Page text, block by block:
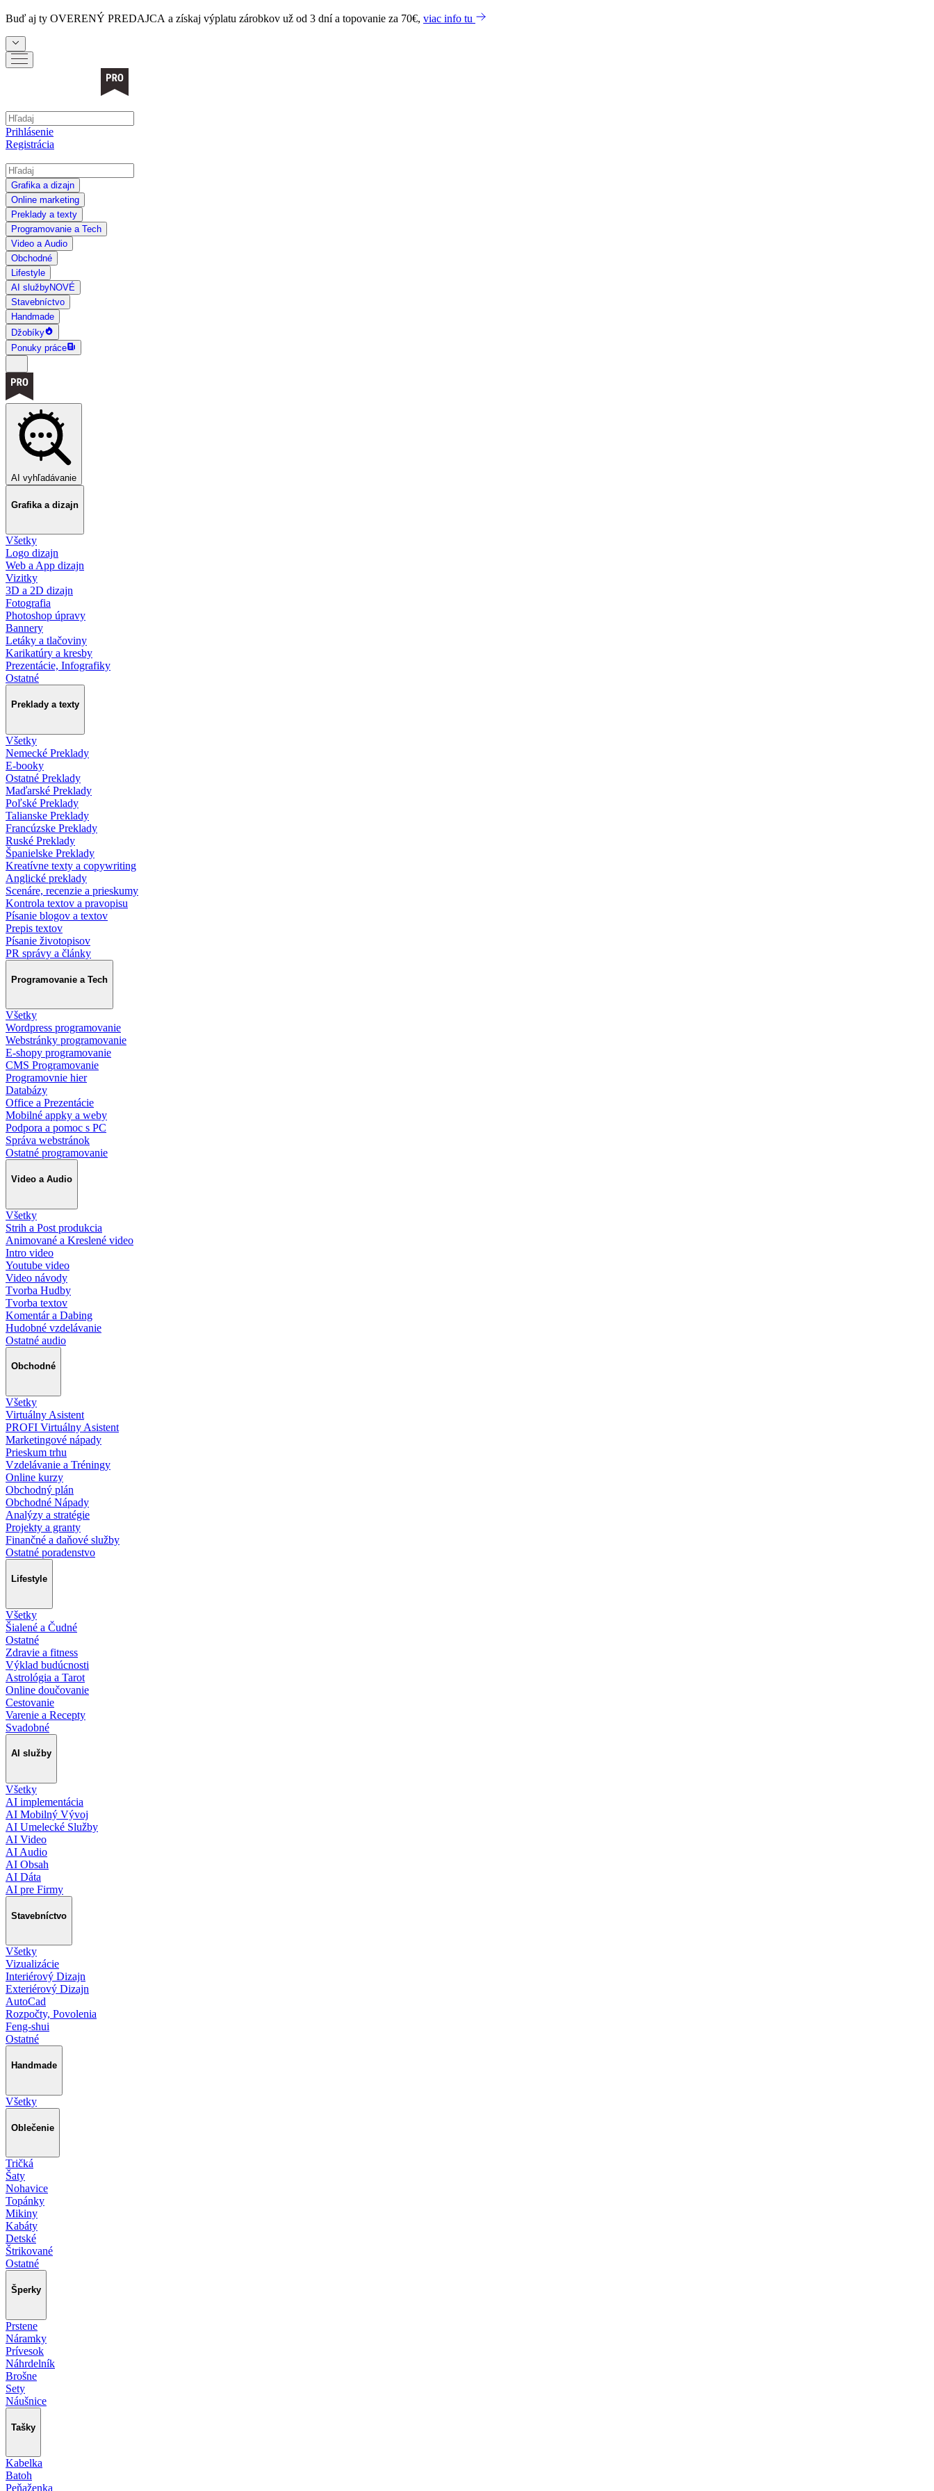
Buď aj ty OVERENÝ PREDAJCA a získaj výplatu zárobkov už od 3 dní a topovanie za 70€, viac info tu
Prihlásenie
Registrácia
Grafika a dizajn
Online marketing
Preklady a texty
Programovanie a Tech
Video a Audio
Obchodné
Lifestyle
AI službyNOVÉ
Stavebníctvo
Handmade
Džobíky
Ponuky práce
AI vyhľadávanie
Grafika a dizajn
Všetky
Logo dizajn
Web a App dizajn
Vizitky
3D a 2D dizajn
Fotografia
Photoshop úpravy
Bannery
Letáky a tlačoviny
Karikatúry a kresby
Prezentácie, Infografiky
Ostatné
Preklady a texty
Všetky
Nemecké Preklady
E-booky
Ostatné Preklady
Maďarské Preklady
Poľské Preklady
Talianske Preklady
Francúzske Preklady
Ruské Preklady
Španielske Preklady
Kreatívne texty a copywriting
Anglické preklady
Scenáre, recenzie a prieskumy
Kontrola textov a pravopisu
Písanie blogov a textov
Prepis textov
Písanie životopisov
PR správy a články
Programovanie a Tech
Všetky
Wordpress programovanie
Webstránky programovanie
E-shopy programovanie
CMS Programovanie
Programovnie hier
Databázy
Office a Prezentácie
Mobilné appky a weby
Podpora a pomoc s PC
Správa webstránok
Ostatné programovanie
Video a Audio
Všetky
Strih a Post produkcia
Animované a Kreslené video
Intro video
Youtube video
Video návody
Tvorba Hudby
Tvorba textov
Komentár a Dabing
Hudobné vzdelávanie
Ostatné audio
Obchodné
Všetky
Virtuálny Asistent
PROFI Virtuálny Asistent
Marketingové nápady
Prieskum trhu
Vzdelávanie a Tréningy
Online kurzy
Obchodný plán
Obchodné Nápady
Analýzy a stratégie
Projekty a granty
Finančné a daňové služby
Ostatné poradenstvo
Lifestyle
Všetky
Šialené a Čudné
Ostatné
Zdravie a fitness
Výklad budúcnosti
Astrológia a Tarot
Online doučovanie
Cestovanie
Varenie a Recepty
Svadobné
AI služby
Všetky
AI implementácia
AI Mobilný Vývoj
AI Umelecké Služby
AI Video
AI Audio
AI Obsah
AI Dáta
AI pre Firmy
Stavebníctvo
Všetky
Vizualizácie
Interiérový Dizajn
Exteriérový Dizajn
AutoCad
Rozpočty, Povolenia
Feng-shui
Ostatné
Handmade
Všetky
Oblečenie
Tričká
Šaty
Nohavice
Topánky
Mikiny
Kabáty
Detské
Štrikované
Ostatné
Šperky
Prstene
Náramky
Prívesok
Náhrdelník
Brošne
Sety
Náušnice
Tašky
Kabelka
Batoh
Peňaženka